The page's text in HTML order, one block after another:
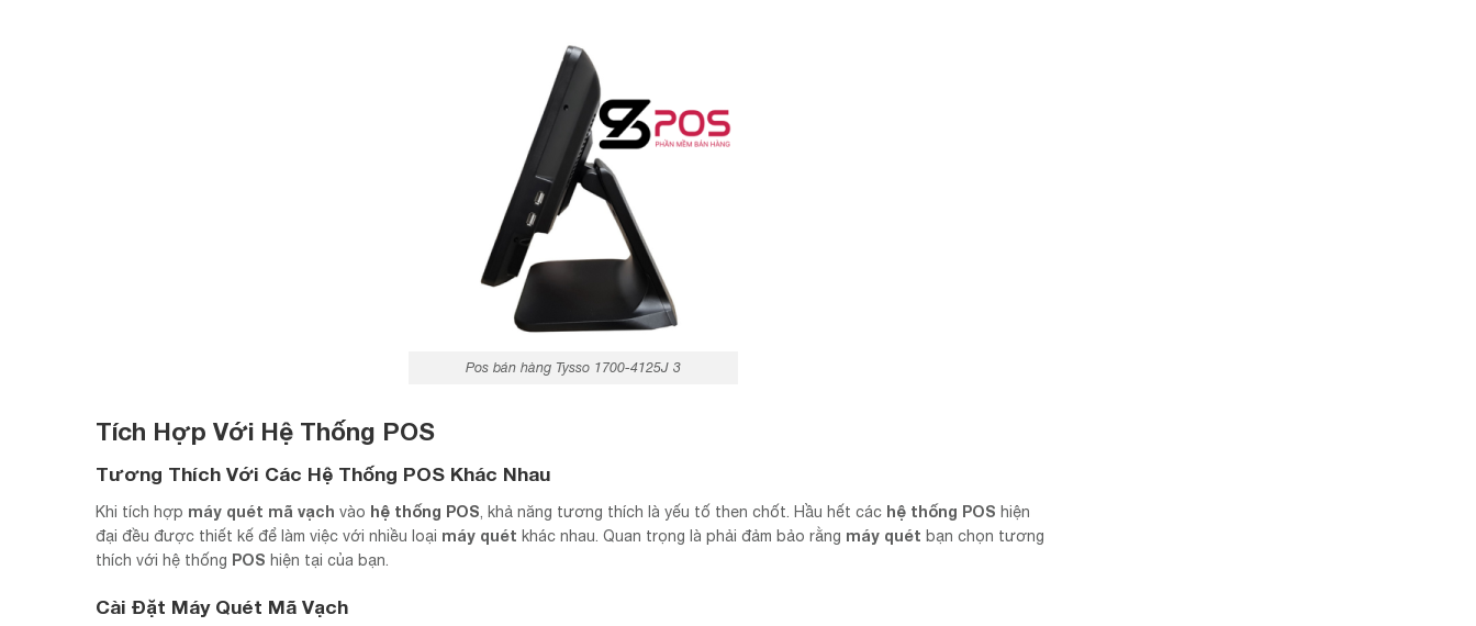
Pos bán hàng Tysso 1700-4125J 3
Tích Hợp Với Hệ Thống POS
Tương Thích Với Các Hệ Thống POS Khác Nhau
Khi tích hợp máy quét mã vạch vào hệ thống POS , khả năng tương thích là yếu tố then chốt. Hầu hết các hệ thống POS hiện
đại đều được thiết kế để làm việc với nhiều loại máy quét khác nhau. Quan trọng là phải đảm bảo rằng máy quét bạn chọn tương
thích với hệ thống POS hiện tại của bạn.
Cài Đặt Máy Quét Mã Vạch